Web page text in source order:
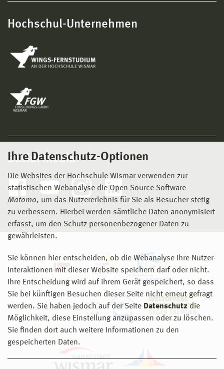
Ihre Datenschutz-Optionen
Die Websites der Hochschule Wismar verwenden zur
statistischen Webanalyse die Open-Source-Software
Matomo, um das Nutzererlebnis für Sie als Besucher stetig
zu verbessern. Hierbei werden sämtliche Daten anonymisiert
erfasst, um den Schutz personenbezogener Daten zu
gewährleisten.
Sie können hier entscheiden, ob die Webanalyse Ihre Nutzer-
Interaktionen mit dieser Website speichern darf oder nicht.
Ihre Entscheidung wird auf ihrem Gerät gespeichert, so dass
Sie bei künftigen Besuchen dieser Seite nicht erneut gefragt
werden. Sie haben jedoch auf der Seite Datenschutz die
Möglichkeit, diese Einstellung anzupassen oder zu löschen.
Sie finden dort auch weitere Informationen zu den
gespeicherten Daten.
Hochschul-Unternehmen
Social Media